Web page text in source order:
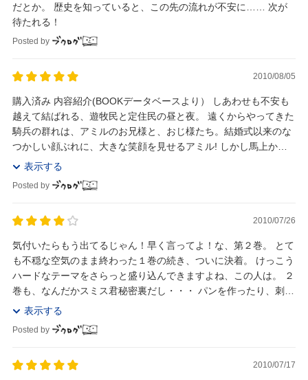
だとか。 歴史を知っていると、この先の流れが不安に…… 次が
待たれる！
Posted by
2010/08/05
購入済み 内容紹介(BOOKデータベースより） しあわせも不安も
越えて結ばれる、遊牧民と定住民の昼と夜。 遠くからやってきた
騎兵の群れは、アミルのお兄様と、おじ様たち。結婚式以来のな
つかしい顔ぶれに、大きな笑顔を見せるアミル! しかし馬上から
見下ろしたまま、おじはこう言った「逆...
表示する
Posted by
2010/07/26
気付いたらもう出てるじゃん！早く言ってよ！な、第２巻。 とて
も不穏な空気のまま終わった１巻の続き、ついに決着。 けっこう
ハードなテーマをさらっと盛り込んできますよね、この人は。 ２
巻も、なんだかスミス君秘密裏だし・・・ パンを作ったり、刺繍
をしたり、とても穏やかで綺麗な日常を描...
表示する
Posted by
2010/07/17